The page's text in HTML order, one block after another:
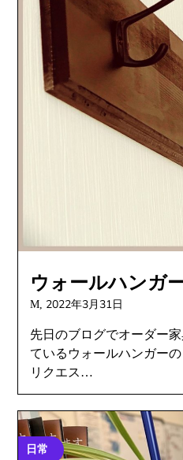
ウォールハンガ
M, 2022年3月31日
先日のブログでオーダー
ているウォールハンガー
リクエス…
日常